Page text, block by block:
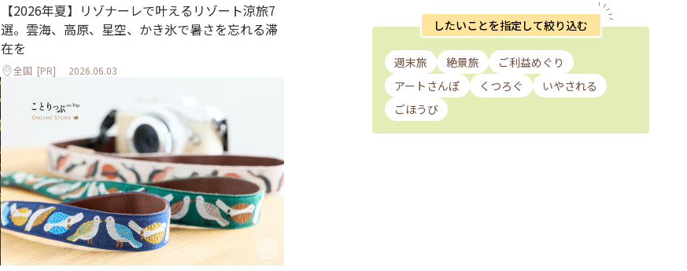
【2026年夏】リゾナーレで叶えるリゾート涼旅7
選。雲海、高原、星空、かき氷で暑さを忘れる滞
在を
全国 [PR] 2026.06.03
したいことを指定して絞り込む
週末旅 絶景旅
ご利益めぐり
アートさんぽ
くつろぐ
いやされる
ごほうび